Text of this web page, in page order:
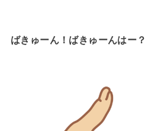
ばきゅーん！ばきゅーんはー？